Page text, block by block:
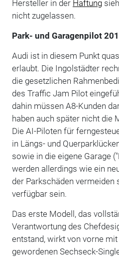
Hersteller in der Haftung
nicht zugelassen.
Park- und Garagenpilot
Audi ist in diesem Punkt
erlaubt. Die Ingolstädter
die gesetzlichen
des Traffic Jam Pilot
dahin müssen A8-Kunden
haben auch später nicht die
Die AI-Piloten für
in Längs- und
sowie in die eigene Garage
werden allerdings wie ein
der Parkschäden vermeiden
verfügbar sein.
Das erste Modell, das
Verantwortung des
entstand, wirkt von vorne
gewordenen Sechseck-